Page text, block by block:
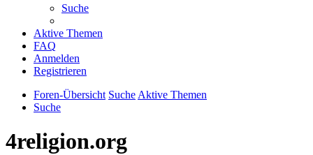
Suche
Aktive Themen
FAQ
Anmelden
Registrieren
Foren-Übersicht Suche Aktive Themen
Suche
4religion.org